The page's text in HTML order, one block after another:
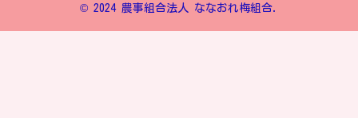
© 2024 農事組合法人 ななおれ梅組合.